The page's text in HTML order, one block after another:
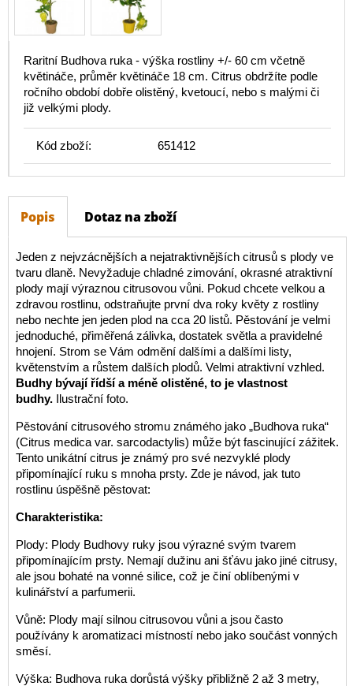
Raritní Budhova ruka - výška rostliny +/- 60 cm včetně
květináče, průměr květináče 18 cm. Citrus obdržíte podle
ročního období dobře olistěný, kvetoucí, nebo s malými či
již velkými plody.
Kód zboží: 651412
Popis Dotaz na zboží
Jeden z nejvzácnějších a nejatraktivnějších citrusů s plody ve
tvaru dlaně. Nevyžaduje chladné zimování, okrasné atraktivní
plody mají výraznou citrusovou vůni. Pokud chcete velkou a
zdravou rostlinu, odstraňujte první dva roky květy z rostliny
nebo nechte jen jeden plod na cca 20 listů. Pěstování je velmi
jednoduché, přiměřená zálivka, dostatek světla a pravidelné
hnojení. Strom se Vám odmění dalšími a dalšími listy,
květenstvím a růstem dalších plodů. Velmi atraktivní vzhled.
Budhy bývají řídší a méně olistěné, to je vlastnost
budhy. Ilustrační foto.
Pěstování citrusového stromu známého jako „Budhova ruka“
(Citrus medica var. sarcodactylis) může být fascinující zážitek.
Tento unikátní citrus je známý pro své nezvyklé plody
připomínající ruku s mnoha prsty. Zde je návod, jak tuto
rostlinu úspěšně pěstovat:
Charakteristika:
Plody: Plody Budhovy ruky jsou výrazné svým tvarem
připomínajícím prsty. Nemají dužinu ani šťávu jako jiné citrusy,
ale jsou bohaté na vonné silice, což je činí oblíbenými v
kulinářství a parfumerii.
Vůně: Plody mají silnou citrusovou vůni a jsou často
používány k aromatizaci místností nebo jako součást vonných
směsí.
Výška: Budhova ruka dorůstá výšky přibližně 2 až 3 metry,